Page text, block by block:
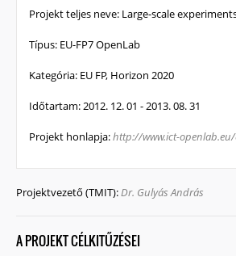
Projekt teljes neve: Large-scale
Típus: EU-FP7 OpenLab
Kategória: EU FP, Horizon 2020
Időtartam:2012. 12. 01 -2013. 08. 31
Projekt honlapja:http://www.ict-
Projektvezető (TMIT):Dr. Gulyás András
A PROJEKT CÉLKITŰZÉSEI